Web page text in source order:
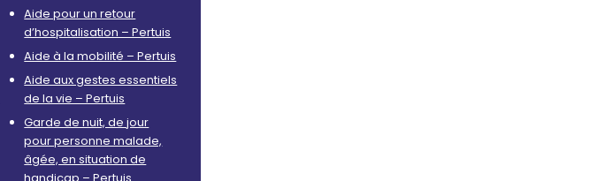
Aide pour un retour
d’hospitalisation – Pertuis
Aide à la mobilité – Pertuis
Aide aux gestes essentiels
de la vie – Pertuis
Garde de nuit, de jour
pour personne malade,
âgée, en situation de